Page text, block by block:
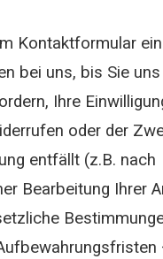
Kontaktformular
bei uns, bis Sie
Ihre
oder der
entfällt (z.B. nach
Bearbeitung Ihrer